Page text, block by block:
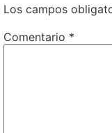
Los campos
Comentario *